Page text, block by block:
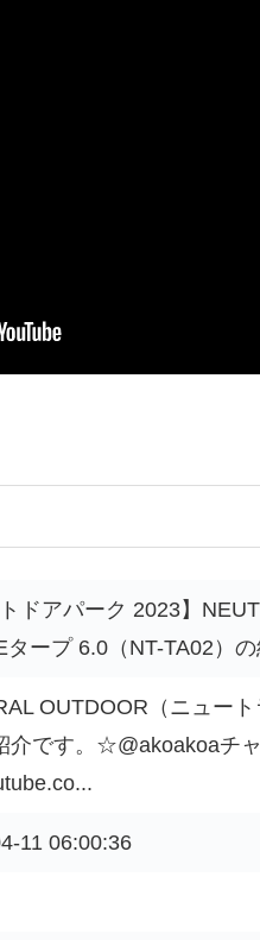
トドアパーク 2023】
タープ 6.0（NT-TA02）
OUTDOOR（ニュー
介です。☆@akoakoaチ
11 06:00:36